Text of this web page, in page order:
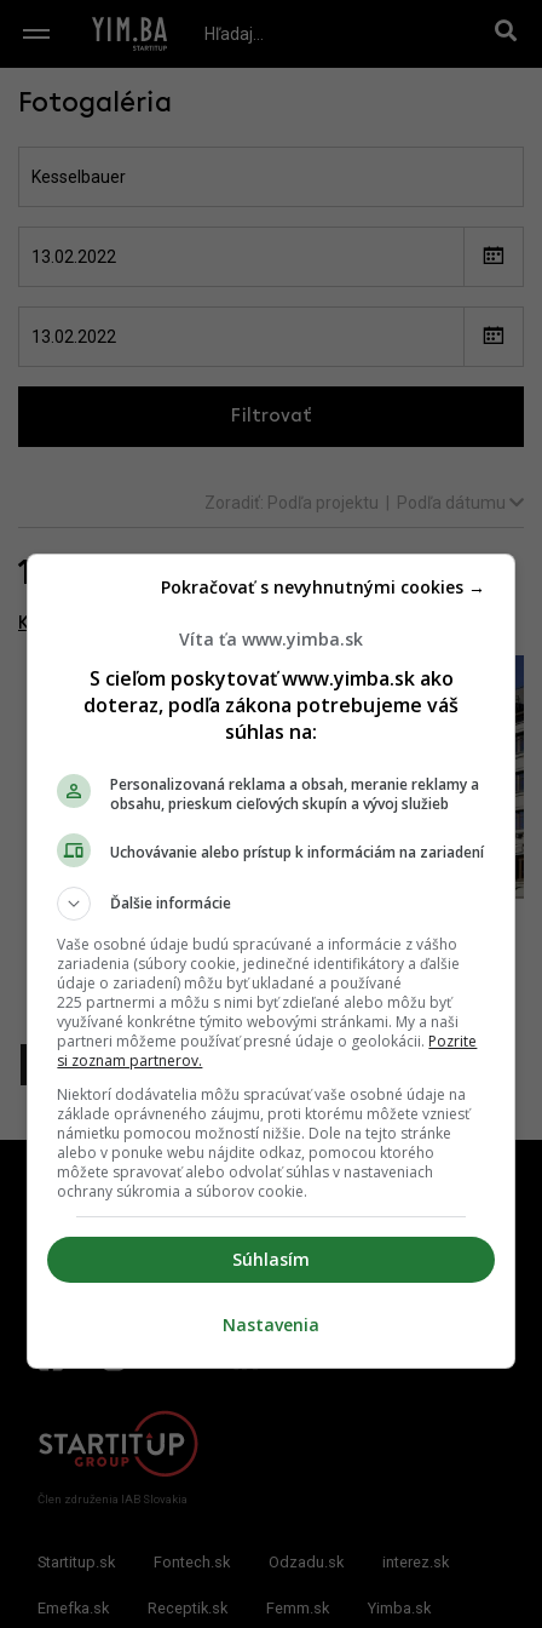
Fotogaléria
Filtrovať
Zoradiť: Podľa projektu Podľa dátumu
13.02.2022
Kesselbauer
Kontakt
Člen združenia IAB Slovakia
Startitup.sk Fontech.sk Odzadu.sk interez.sk
Emefka.sk Receptik.sk Femm.sk Yimba.sk
Víta ťa www.yimba.sk
S cieľom poskytovať www.yimba.sk ako
doteraz, podľa zákona potrebujeme váš
súhlas na:
Personalizovaná reklama a obsah, meranie reklamy a
obsahu, prieskum cieľových skupín a vývoj služieb
Uchovávanie alebo prístup k informáciám na zariadení
Ďalšie informácie
Vaše osobné údaje budú spracúvané a informácie z vášho
zariadenia (súbory cookie, jedinečné identifikátory a ďalšie
údaje o zariadení) môžu byť ukladané a používané
225 partnermi a môžu s nimi byť zdieľané alebo môžu byť
využívané konkrétne týmito webovými stránkami. My a naši
partneri môžeme používať presné údaje o geolokácii. Pozrite
si zoznam partnerov.
Niektorí dodávatelia môžu spracúvať vaše osobné údaje na
základe oprávneného záujmu, proti ktorému môžete vzniesť
námietku pomocou možností nižšie. Dole na tejto stránke
alebo v ponuke webu nájdite odkaz, pomocou ktorého
môžete spravovať alebo odvolať súhlas v nastaveniach
ochrany súkromia a súborov cookie.
Súhlasím
Pokračovať s nevyhnutnými cookies →
Nastavenia